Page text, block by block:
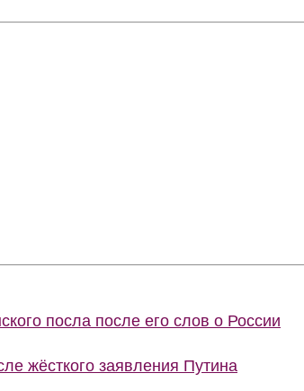
посла после его слов о России
жёсткого заявления Путина